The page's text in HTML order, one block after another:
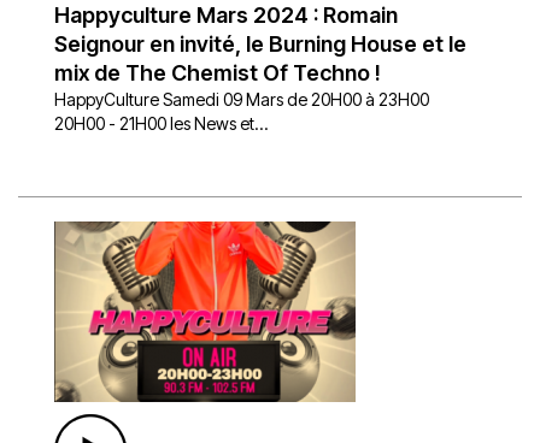
Happyculture Mars 2024 : Romain
Seignour en invité, le Burning House et le
mix de The Chemist Of Techno !
HappyCulture Samedi 09 Mars de 20H00 à 23H00
20H00 - 21H00 les News et...